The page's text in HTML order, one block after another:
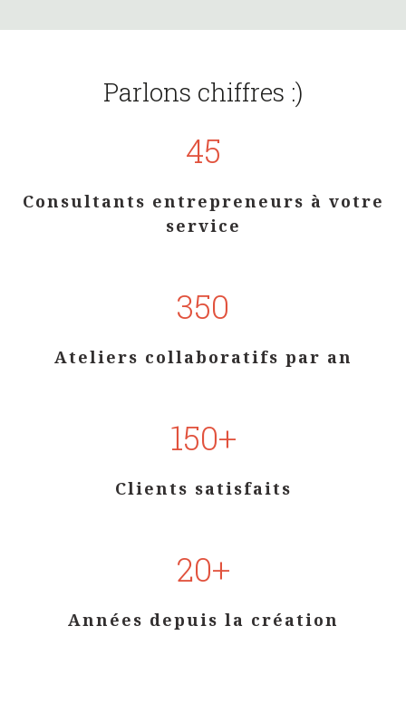
Parlons chiffres :)
45
Consultants entrepreneurs à votre
service
350
Ateliers collaboratifs par an
150+
Clients satisfaits
20+
Années depuis la création